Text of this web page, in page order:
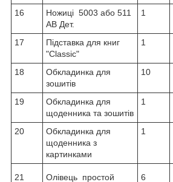
16
Ножиці 5003 або 511
АВ Дет.
1
17
Підставка для книг
"Classic"
1
18
Обкладинка для
зошитів
10
19
Обкладинка для
щоденника та зошитів
1
20
Обкладинка для
щоденника з
картинками
1
21
Олівець простой
6